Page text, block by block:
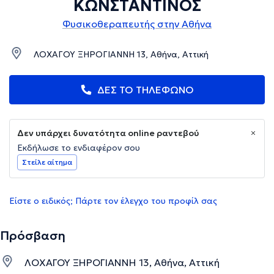
ΚΩΝΣΤΑΝΤΙΝΟΣ
Φυσικοθεραπευτής στην Αθήνα
ΛΟΧΑΓΟΥ ΞΗΡΟΓΙΑΝΝΗ 13, Αθήνα, Αττική
ΔΕΣ ΤΟ ΤΗΛΕΦΩΝΟ
Δεν υπάρχει δυνατότητα online ραντεβού
Εκδήλωσε το ενδιαφέρον σου
Στείλε αίτημα
Είστε ο ειδικός; Πάρτε τον έλεγχο του προφίλ σας
Πρόσβαση
ΛΟΧΑΓΟΥ ΞΗΡΟΓΙΑΝΝΗ 13, Αθήνα, Αττική